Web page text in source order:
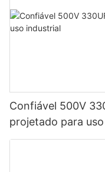
Confiável 500V
projetado para